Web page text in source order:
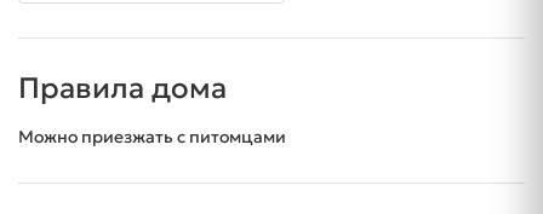
Правила дома
Можно приезжать с питомцами